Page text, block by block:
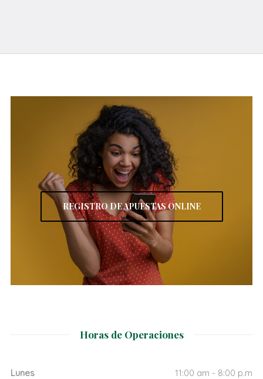
REGISTRO DE APUESTAS ONLINE
Horas de Operaciones
Lunes
11:00 am - 8:00 p.m